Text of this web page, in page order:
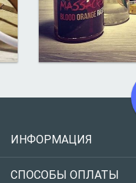
ИНФОРМАЦИЯ
СПОСОБЫ ОПЛАТЫ